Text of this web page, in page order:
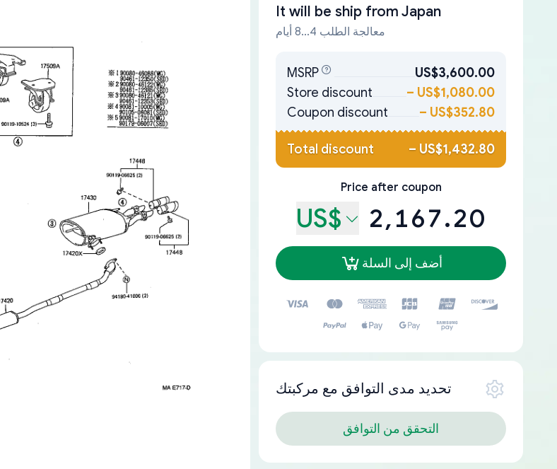
It will be ship from Japan
معالجة الطلب 4...8 أيام
MSRP
US$3,600.00
Store discount
– US$1,080.00
Coupon discount
– US$352.80
Total discount – US$1,432.80
Price after coupon
US$ 2,167.20
أضف إلى السلة
تحديد مدى التوافق مع مركبتك
التحقق من التوافق